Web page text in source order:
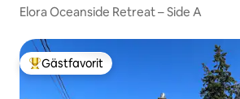
Elora Oceanside Retreat – Side A
Populär gästfavorit
Gästfavorit